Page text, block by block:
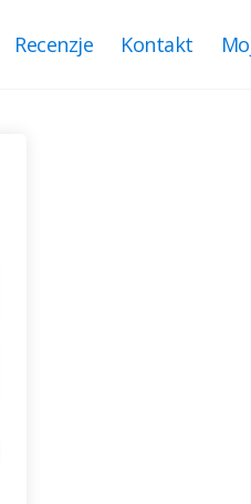
Recenzje Kontakt